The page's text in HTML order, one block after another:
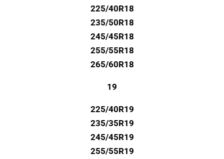
225/40R18
235/50R18
245/45R18
255/55R18
265/60R18
19
225/40R19
235/35R19
245/45R19
255/55R19